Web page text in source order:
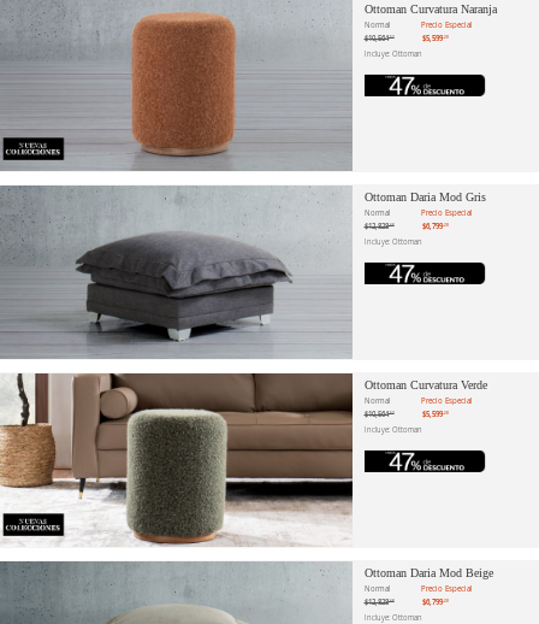
Ottoman Curvatura Naranja
Normal
$10,564.53
Precio Especial
$5,599.20
Incluye: Ottoman
Ottoman Daria Mod Gris
Normal
$12,828 .68
Precio Especial
$6,799.20
Incluye: Ottoman
Ottoman Curvatura Verde
Normal
$10,564.53
Precio Especial
$5,599.20
Incluye: Ottoman
Ottoman Daria Mod Beige
Normal
$12,828 .68
Precio Especial
$6,799.20
Incluye: Ottoman